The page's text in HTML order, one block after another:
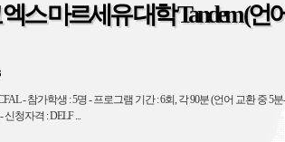
마르세유 대학 Tandem (언어교
-10분 대화
오디오나 비디오 제출) - 선발방식 : 면접 – 최종선발 - 신청자격 : DELF ...